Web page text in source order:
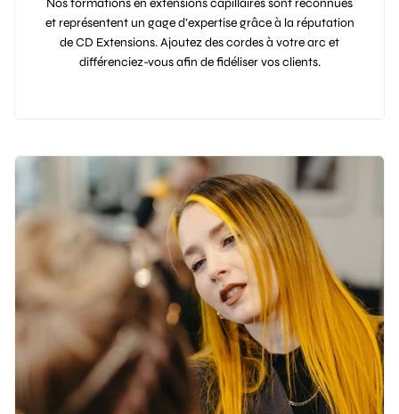
Nos formations en extensions capillaires sont reconnues
et représentent un gage d’expertise grâce à la réputation
de CD Extensions. Ajoutez des cordes à votre arc et
différenciez-vous afin de fidéliser vos clients.